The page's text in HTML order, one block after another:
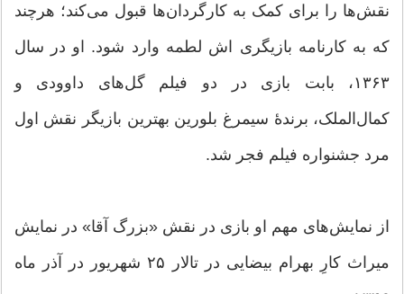
نقش‌ها را برای کمک به کارگردان‌ها قبول می‌کند؛ هرچند
که به کارنامه بازیگری اش لطمه وارد شود. او در سال
۱۳۶۳، بابت بازی در دو فیلم گل‌های داوودی و
کمال‌الملک، برندهٔ سیمرغ بلورین بهترین بازیگر نقش اول
مرد جشنواره فیلم فجر شد.
از نمایش‌های مهم او بازی در نقش «بزرگ آقا» در نمایش
میراث کارِ بهرام بیضایی در تالار ۲۵ شهریور در آذر ماه